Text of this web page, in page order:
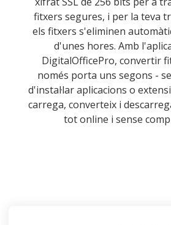
fitxers segures, i per la teva
els fitxers s'eliminen
d'unes hores. Amb
DigitalOfficePro, convertir
només porta uns segons -
d'instal·lar aplicacions o
carrega, converteix i
tot online i sense